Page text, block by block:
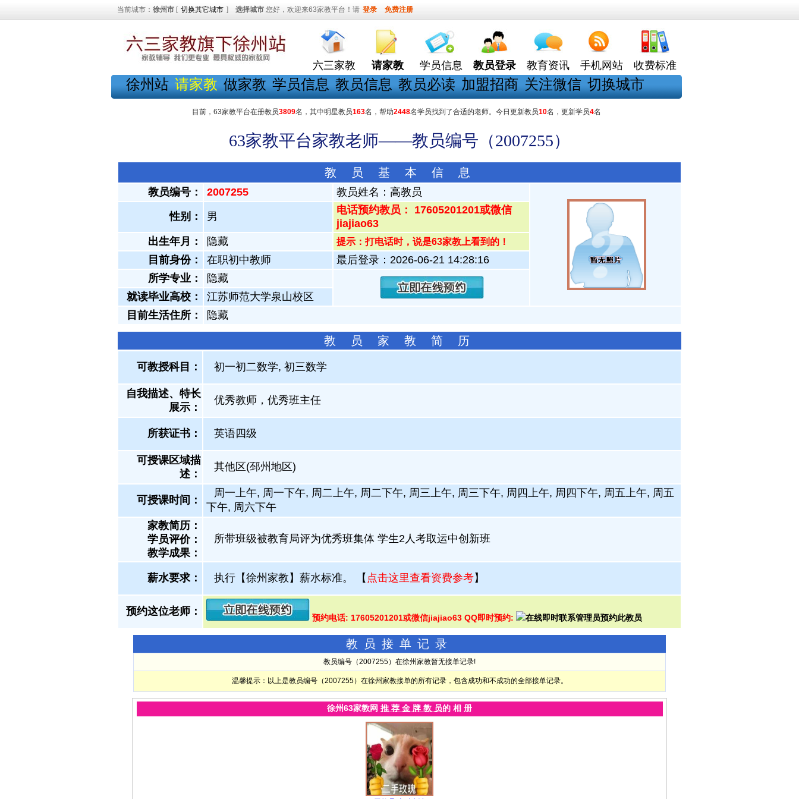
当前城市： 徐州市 [ 切换其它城市 ] 选择城市 您好，欢迎来63家教平台！请 登录 免费注册
六三家教 请家教 学员信息 教员登录 教育资讯 手机网站 收费标准
徐州站 请家教 做家教 学员信息 教员信息 教员必读 加盟招商 关注微信 切换城市
目前，63家教平台在册教员3809名，其中明星教员163名，帮助2448名学员找到了合适的老师。今日更新教员10名，更新学员4名
63家教平台家教老师——教员编号（2007255）
教 员 基 本 信 息
教员编号： 2007255 教员姓名： 高教员
性别： 男
电话预约教员： 17605201201或微信
jiajiao63
出生年月：
隐藏 提示：打电话时，说是63家教上看到的！
目前身份： 在职初中教师
最后登录：2026-06-21 14:28:16
所学专业：
隐藏
就读毕业高校：
江苏师范大学泉山校区
目前生活住所：
隐藏
教 员 家 教 简 历
可教授科目： 初一初二数学, 初三数学
自我描述、特长
展示 ：
优秀教师，优秀班主任
所获证书 ： 英语四级
可授课区域描
述：
其他区(邳州地区)
可授课时间：
周一上午, 周一下午, 周二上午, 周二下午, 周三上午, 周三下午, 周四上午, 周四下午, 周五上午, 周五
下午, 周六下午
家教简历：
学员评价：
教学成果：
所带班级被教育局评为优秀班集体 学生2人考取运中创新班
薪水要求： 执行【徐州家教】薪水标准。 【 点击这里查看资费参考】
预约这位老师：
预约电话: 17605201201或微信jiajiao63 QQ即时预约:
教员接单记录
教员编号（2007255）在徐州家教暂无接单记录!
温馨提示：以上是教员编号（2007255）在徐州家教接单的所有记录，包含成功和不成功的全部接单记录。
徐州63家教网 推 荐 金 牌 教 员的 相 册